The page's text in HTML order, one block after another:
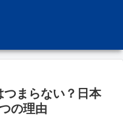
つまらない？日本
の理由